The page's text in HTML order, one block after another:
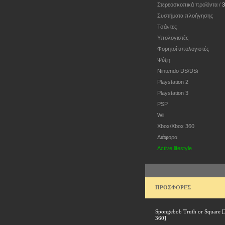
Στερεοσκοπικά προϊόντα /
Συστήματα πλοήγησης
Τσάντες
Υπολογιστές
Φορητοί υπολογιστές
Ψύξη
Nintendo DS/DSi
Playstation 2
Playstation 3
PSP
Wii
Xbox/Xbox 360
Διάφορα
Active lifestyle
ΠΡΟΣΦΟΡΕΣ
Spongebob Truth or Square
360]